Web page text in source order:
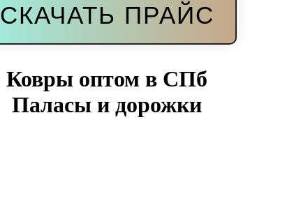
СКАЧАТЬ ПРАЙС
Ковры оптом в СПб
Паласы и дорожки